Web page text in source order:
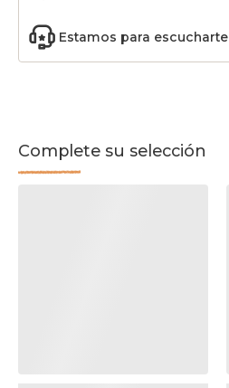
Estamos para escucharte
Complete su selección